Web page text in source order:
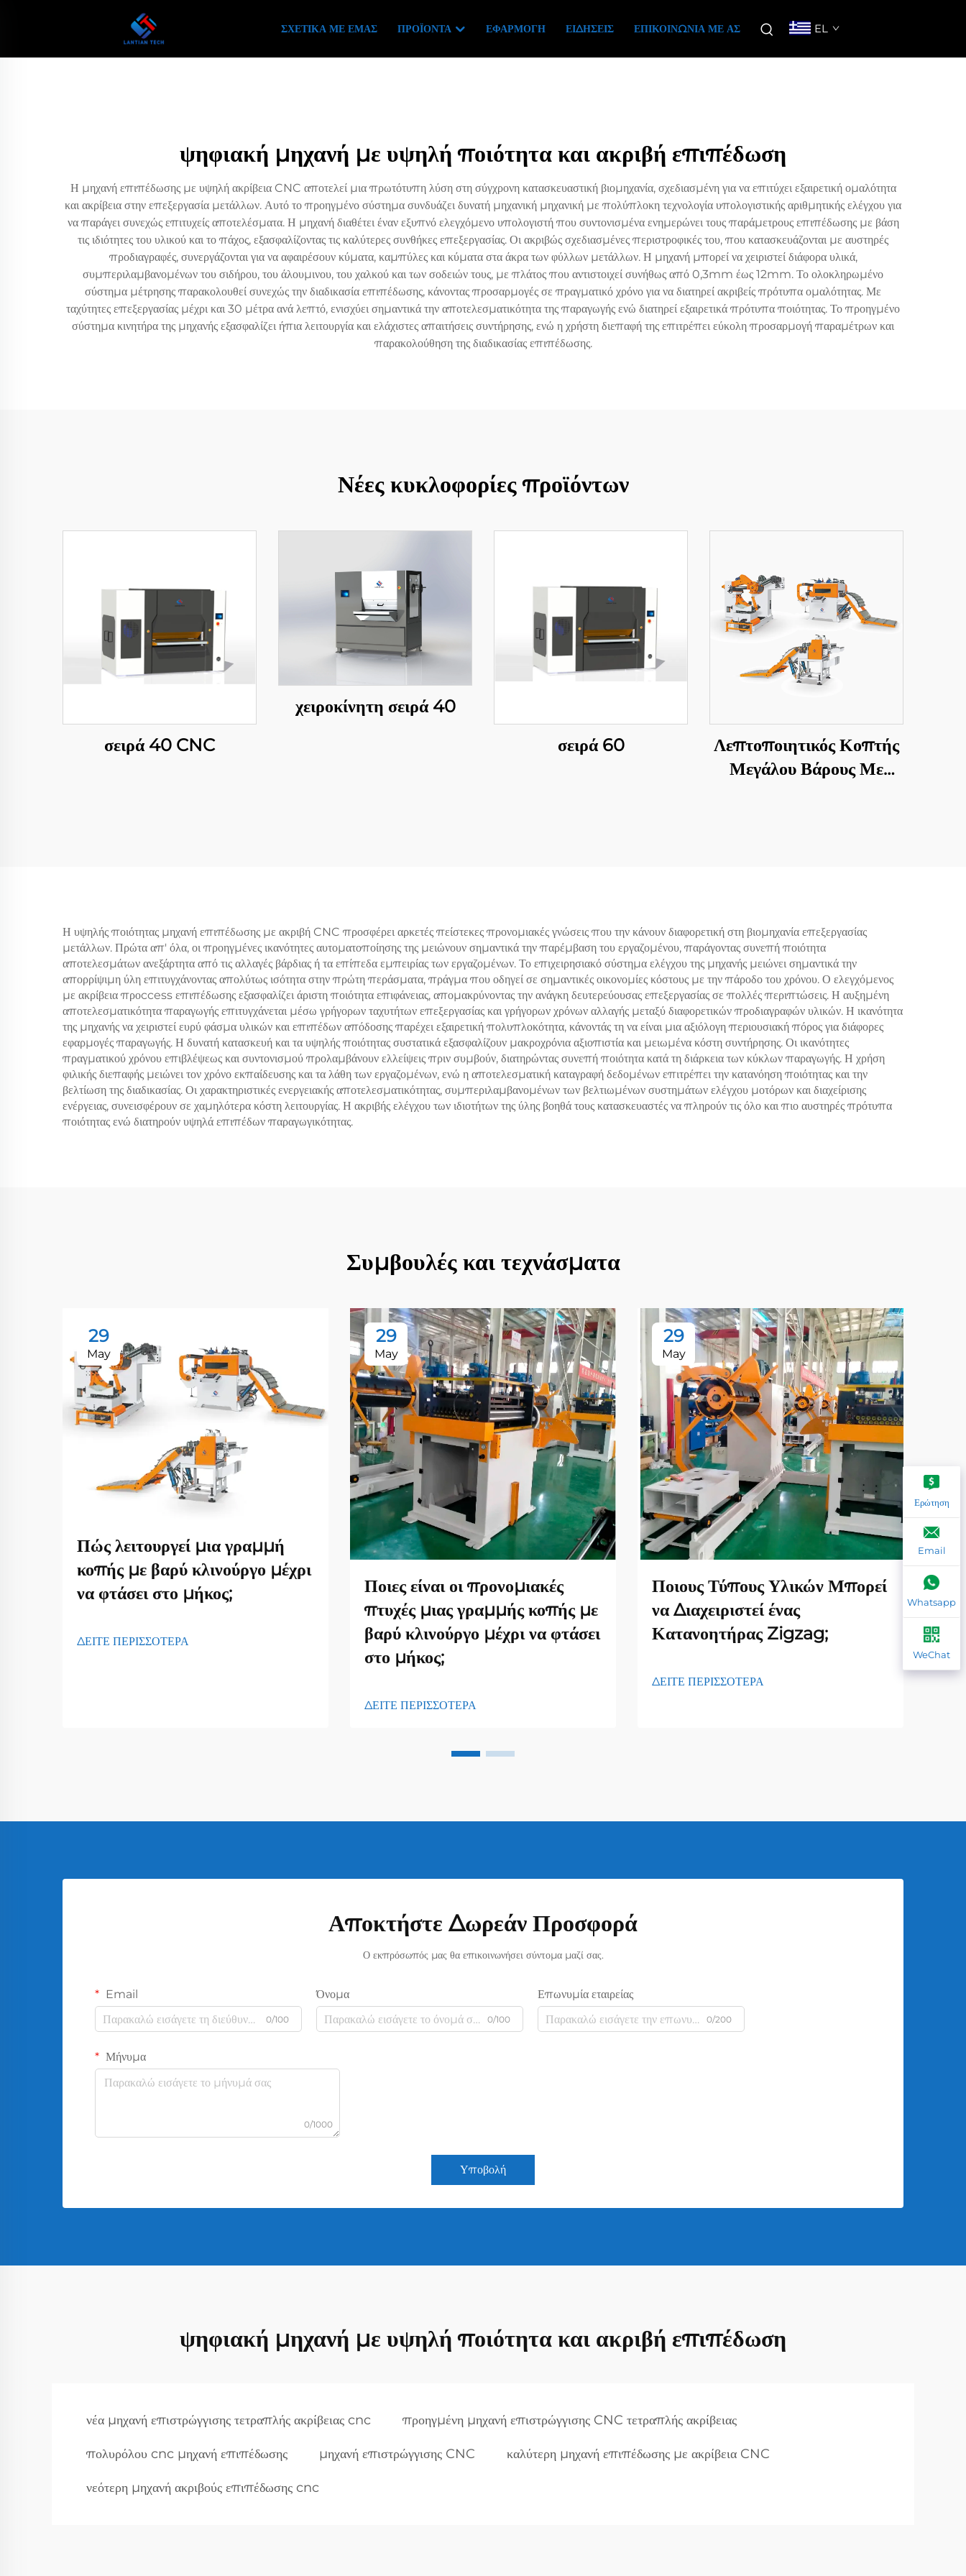
ΣΧΕΤΙΚΆ ΜΕ ΕΜΆΣ ΠΡΟΪΌΝΤΑ ΕΦΑΡΜΟΓΉ ΕΙΔΉΣΕΙΣ ΕΠΙΚΟΙΝΩΝΊΑ ΜΕ ΑΣ EL
ψηφιακή μηχανή με υψηλή ποιότητα και ακριβή επιπέδωση
Η μηχανή επιπέδωσης με υψηλή ακρίβεια CNC αποτελεί μια πρωτότυπη λύση στη σύγχρονη κατασκευαστική βιομηχανία, σχεδιασμένη για να επιτύχει εξαιρετική ομαλότητα
και ακρίβεια στην επεξεργασία μετάλλων. Αυτό το προηγμένο σύστημα συνδυάζει δυνατή μηχανική μηχανική με πολύπλοκη τεχνολογία υπολογιστικής αριθμητικής ελέγχου για
να παράγει συνεχώς επιτυχείς αποτελέσματα. Η μηχανή διαθέτει έναν εξυπνό ελεγχόμενο υπολογιστή που συντονισμένα ενημερώνει τους παράμετρους επιπέδωσης με βάση
τις ιδιότητες του υλικού και το πάχος, εξασφαλίζοντας τις καλύτερες συνθήκες επεξεργασίας. Οι ακριβώς σχεδιασμένες περιστροφικές του, που κατασκευάζονται με αυστηρές
προδιαγραφές, συνεργάζονται για να αφαιρέσουν κύματα, καμπύλες και κύματα στα άκρα των φύλλων μετάλλων. Η μηχανή μπορεί να χειριστεί διάφορα υλικά,
συμπεριλαμβανομένων του σιδήρου, του άλουμινου, του χαλκού και των σοδειών τους, με πλάτος που αντιστοιχεί συνήθως από 0,3mm έως 12mm. Το ολοκληρωμένο
σύστημα μέτρησης παρακολουθεί συνεχώς την διαδικασία επιπέδωσης, κάνοντας προσαρμογές σε πραγματικό χρόνο για να διατηρεί ακριβείς πρότυπα ομαλότητας. Με
ταχύτητες επεξεργασίας μέχρι και 30 μέτρα ανά λεπτό, ενισχύει σημαντικά την αποτελεσματικότητα της παραγωγής ενώ διατηρεί εξαιρετικά πρότυπα ποιότητας. Το προηγμένο
σύστημα κινητήρα της μηχανής εξασφαλίζει ήπια λειτουργία και ελάχιστες απαιτήσεις συντήρησης, ενώ η χρήστη διεπαφή της επιτρέπει εύκολη προσαρμογή παραμέτρων και
παρακολούθηση της διαδικασίας επιπέδωσης.
Νέες κυκλοφορίες προϊόντων
σειρά 40 CNC
χειροκίνητη σειρά 40
σειρά 60
Λεπτοποιητικός Κοπτής
Μεγάλου Βάρους Με
Η υψηλής ποιότητας μηχανή επιπέδωσης με ακριβή CNC προσφέρει αρκετές πείστεκες προνομιακές γνώσεις που την κάνουν διαφορετική στη βιομηχανία επεξεργασίας
μετάλλων. Πρώτα απ' όλα, οι προηγμένες ικανότητες αυτοματοποίησης της μειώνουν σημαντικά την παρέμβαση του εργαζομένου, παράγοντας συνεπή ποιότητα
αποτελεσμάτων ανεξάρτητα από τις αλλαγές βάρδιας ή τα επίπεδα εμπειρίας των εργαζομένων. Το επιχειρησιακό σύστημα ελέγχου της μηχανής μειώνει σημαντικά την
απορρίψιμη ύλη επιτυγχάνοντας απολύτως ισότητα στην πρώτη περάσματα, πράγμα που οδηγεί σε σημαντικές οικονομίες κόστους με την πάροδο του χρόνου. Ο ελεγχόμενος
με ακρίβεια προccess επιπέδωσης εξασφαλίζει άριστη ποιότητα επιφάνειας, απομακρύνοντας την ανάγκη δευτερεύουσας επεξεργασίας σε πολλές περιπτώσεις. Η αυξημένη
αποτελεσματικότητα παραγωγής επιτυγχάνεται μέσω γρήγορων ταχυτήτων επεξεργασίας και γρήγορων χρόνων αλλαγής μεταξύ διαφορετικών προδιαγραφών υλικών. Η ικανότητα
της μηχανής να χειριστεί ευρύ φάσμα υλικών και επιπέδων απόδοσης παρέχει εξαιρετική πολυπλοκότητα, κάνοντάς τη να είναι μια αξιόλογη περιουσιακή πόρος για διάφορες
εφαρμογές παραγωγής. Η δυνατή κατασκευή και τα υψηλής ποιότητας συστατικά εξασφαλίζουν μακροχρόνια αξιοπιστία και μειωμένα κόστη συντήρησης. Οι ικανότητες
πραγματικού χρόνου επιβλέψεως και συντονισμού προλαμβάνουν ελλείψεις πριν συμβούν, διατηρώντας συνεπή ποιότητα κατά τη διάρκεια των κύκλων παραγωγής. Η χρήση
φιλικής διεπαφής μειώνει τον χρόνο εκπαίδευσης και τα λάθη των εργαζομένων, ενώ η αποτελεσματική καταγραφή δεδομένων επιτρέπει την κατανόηση ποιότητας και την
βελτίωση της διαδικασίας. Οι χαρακτηριστικές ενεργειακής αποτελεσματικότητας, συμπεριλαμβανομένων των βελτιωμένων συστημάτων ελέγχου μοτόρων και διαχείρισης
ενέργειας, συνεισφέρουν σε χαμηλότερα κόστη λειτουργίας. Η ακριβής ελέγχου των ιδιοτήτων της ύλης βοηθά τους κατασκευαστές να πληρούν τις όλο και πιο αυστηρές πρότυπα
ποιότητας ενώ διατηρούν υψηλά επιπέδων παραγωγικότητας.
Συμβουλές και τεχνάσματα
29
May
Πώς λειτουργεί μια γραμμή
κοπής με βαρύ κλινούργο μέχρι
να φτάσει στο μήκος;
ΔΕΙΤΕ ΠΕΡΙΣΣΟΤΕΡΑ
29
May
Ποιες είναι οι προνομιακές
πτυχές μιας γραμμής κοπής με
βαρύ κλινούργο μέχρι να φτάσει
στο μήκος;
ΔΕΙΤΕ ΠΕΡΙΣΣΟΤΕΡΑ
29
May
Ποιους Τύπους Υλικών Μπορεί
να Διαχειριστεί ένας
Κατανοητήρας Zigzag;
ΔΕΙΤΕ ΠΕΡΙΣΣΟΤΕΡΑ
Αποκτήστε Δωρεάν Προσφορά
Ο εκπρόσωπός μας θα επικοινωνήσει σύντομα μαζί σας.
Email
0/100
Όνομα
0/100
Επωνυμία εταιρείας
0/200
Μήνυμα
0/1000
Υποβολή
ψηφιακή μηχανή με υψηλή ποιότητα και ακριβή επιπέδωση
νέα μηχανή επιστρώγγισης τετραπλής ακρίβειας cnc προηγμένη μηχανή επιστρώγγισης CNC τετραπλής ακρίβειας
πολυρόλου cnc μηχανή επιπέδωσης μηχανή επιστρώγγισης CNC καλύτερη μηχανή επιπέδωσης με ακρίβεια CNC
νεότερη μηχανή ακριβούς επιπέδωσης cnc
Ερώτηση
Email
Whatsapp
WeChat